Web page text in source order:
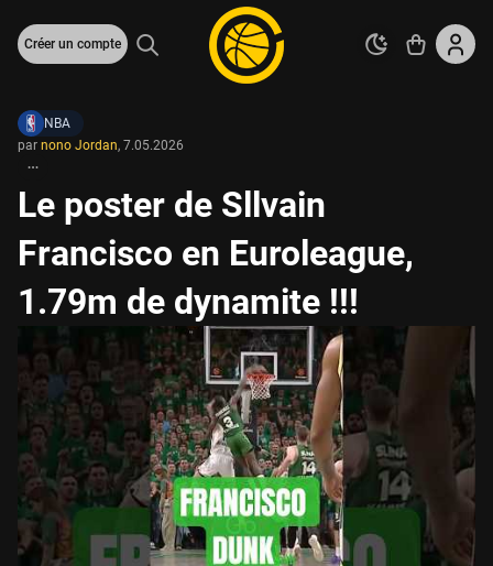
Créer un compte
NBA
par nono Jordan, 7.05.2026
Le poster de Sllvain
Francisco en Euroleague,
1.79m de dynamite !!!